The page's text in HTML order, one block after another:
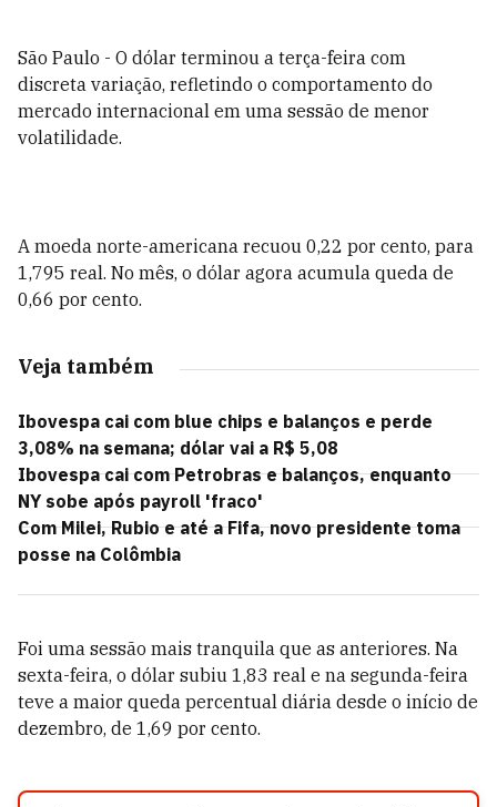
São Paulo - O dólar terminou a terça-feira com
discreta variação, refletindo o comportamento do
mercado internacional em uma sessão de menor
volatilidade.
A moeda norte-americana recuou 0,22 por cento, para
1,795 real. No mês, o dólar agora acumula queda de
0,66 por cento.
Veja também
Ibovespa cai com blue chips e balanços e perde
3,08% na semana; dólar vai a R$ 5,08
Ibovespa cai com Petrobras e balanços, enquanto
NY sobe após payroll 'fraco'
Com Milei, Rubio e até a Fifa, novo presidente toma
posse na Colômbia
Foi uma sessão mais tranquila que as anteriores. Na
sexta-feira, o dólar subiu 1,83 real e na segunda-feira
teve a maior queda percentual diária desde o início de
dezembro, de 1,69 por cento.